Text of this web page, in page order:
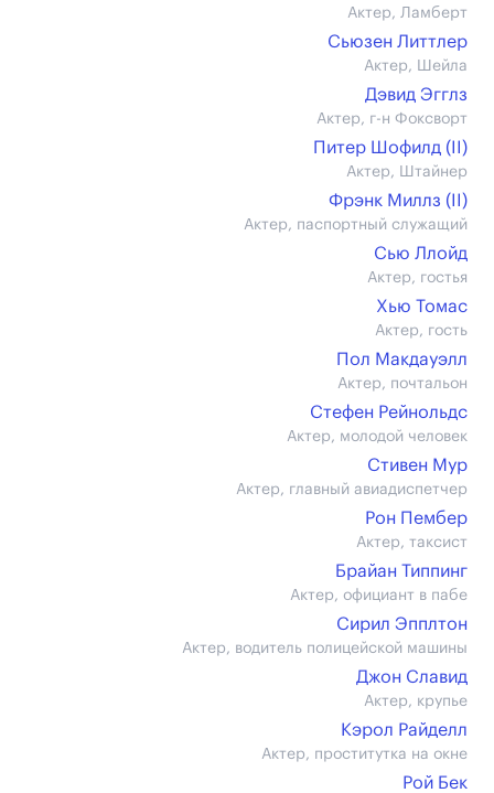
Актер, Ламберт
Сьюзен Литтлер
Актер, Шейла
Дэвид Эгглз
Актер, г-н Фоксворт
Питер Шофилд (II)
Актер, Штайнер
Фрэнк Миллз (II)
Актер, паспортный служащий
Сью Ллойд
Актер, гостья
Хью Томас
Актер, гость
Пол Макдауэлл
Актер, почтальон
Стефен Рейнольдс
Актер, молодой человек
Стивен Мур
Актер, главный авиадиспетчер
Рон Пембер
Актер, таксист
Брайан Типпинг
Актер, официант в пабе
Сирил Эпплтон
Актер, водитель полицейской машины
Джон Славид
Актер, крупье
Кэрол Райделл
Актер, проститутка на окне
Рой Бек